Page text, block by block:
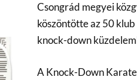
Csongrád megyei
köszöntötte az 50
knock-down
A Knock-Down